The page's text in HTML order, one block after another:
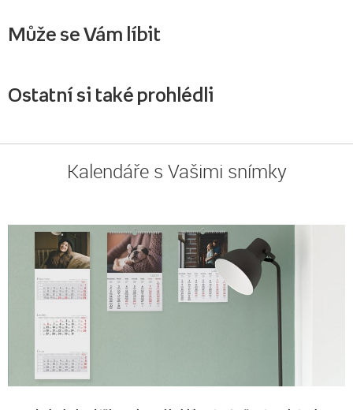
Může se Vám líbit
Ostatní si také prohlédli
Kalendáře s Vašimi snímky